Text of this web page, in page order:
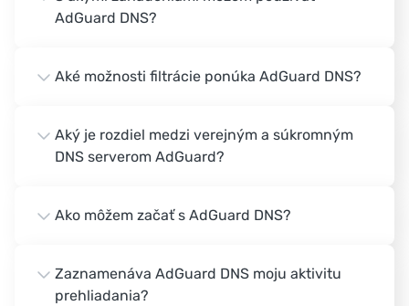
AdGuard DNS?
Aké možnosti filtrácie ponúka AdGuard DNS?
Aký je rozdiel medzi verejným a súkromným
DNS serverom AdGuard?
Ako môžem začať s AdGuard DNS?
Zaznamenáva AdGuard DNS moju aktivitu
prehliadania?